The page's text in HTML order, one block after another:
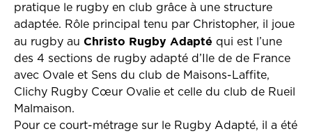
pratique le rugby en club grâce à une structure
adaptée. Rôle principal tenu par Christopher, il joue
au rugby au Christo Rugby Adapté qui est l’une
des 4 sections de rugby adapté d’Ile de de France
avec Ovale et Sens du club de Maisons-Laffite,
Clichy Rugby Cœur Ovalie et celle du club de Rueil
Malmaison.
Pour ce court-métrage sur le Rugby Adapté, il a été